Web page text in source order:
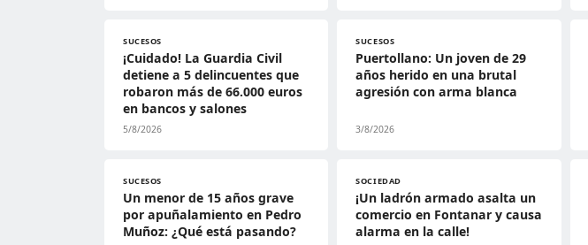
SUCESOS
¡Cuidado! La Guardia Civil
detiene a 5 delincuentes que
robaron más de 66.000 euros
en bancos y salones
5/8/2026
SUCESOS
Puertollano: Un joven de 29
años herido en una brutal
agresión con arma blanca
3/8/2026
SUCESOS
Un menor de 15 años grave
por apuñalamiento en Pedro
Muñoz: ¿Qué está pasando?
SOCIEDAD
¡Un ladrón armado asalta un
comercio en Fontanar y causa
alarma en la calle!